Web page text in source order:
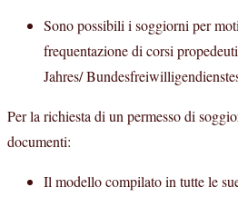
Sono possibili i soggiorni per
frequentazione di corsi
Jahres/
Per la richiesta di un permesso di
documenti:
Il modello compilato in tutte le